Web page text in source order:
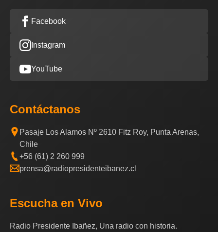
Facebook
Instagram
YouTube
Contáctanos
Pasaje Los Alamos Nº 2610 Fitz Roy, Punta Arenas,
Chile
+56 (61) 2 260 999
prensa@radiopresidenteibanez.cl
Escucha en Vivo
Radio Presidente Ibañez, Una radio con historia.